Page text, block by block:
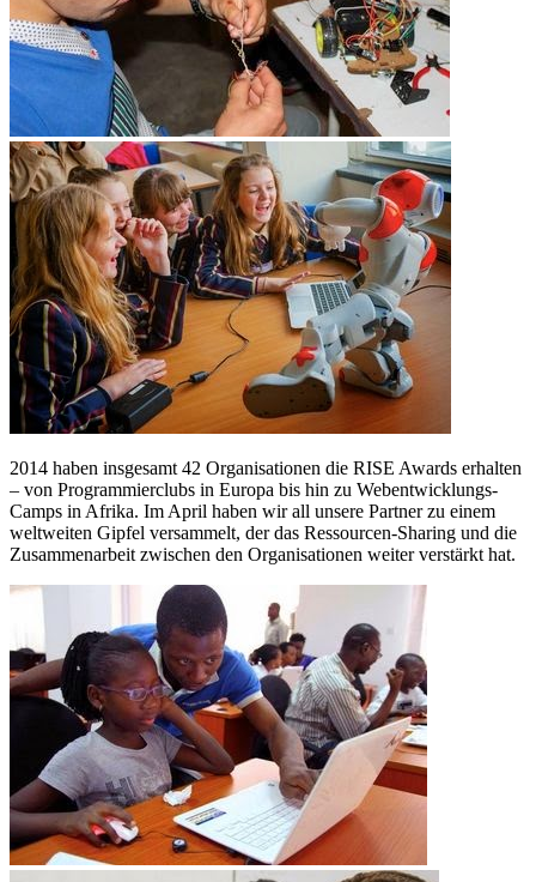
2014 haben insgesamt 42 Organisationen die RISE Awards erhalten
‒ von Programmierclubs in Europa bis hin zu Webentwicklungs-
Camps in Afrika. Im April haben wir all unsere Partner zu einem
weltweiten Gipfel versammelt, der das Ressourcen-Sharing und die
Zusammenarbeit zwischen den Organisationen weiter verstärkt hat.